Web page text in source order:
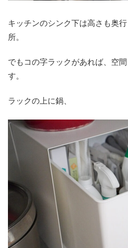
キッチンのシンク下は高さも奥
所。
でもコの字ラックがあれば、空
す。
ラックの上に鍋、